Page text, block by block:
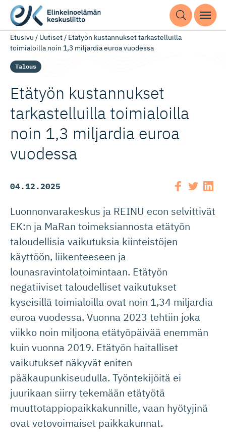
Etusivu / Uutiset/ Etätyön kustannukset tarkastelluilla
toimialoilla noin 1,3 miljardia euroa vuodessa
Talous
Etätyön kustannukset
tarkastel­luilla toimialoilla
noin 1,3 miljardia euroa
vuodessa
04.12.2025
Luonnonvarakeskus ja REINU econ selvittivät
EK:n ja MaRan toimeksiannosta etätyön
taloudellisia vaikutuksia kiinteistöjen
käyttöön, liikenteeseen ja
lounasravintolatoimintaan. Etätyön
negatiiviset taloudelliset vaikutukset
kyseisillä toimialoilla ovat noin 1,34 miljardia
euroa vuodessa. Vuonna 2023 tehtiin joka
viikko noin miljoona etätyöpäivää enemmän
kuin vuonna 2019. Etätyön haitalliset
vaikutukset näkyvät eniten
pääkaupunkiseudulla. Työntekijöitä ei
juurikaan siirry tekemään etätyötä
muuttotappiopaikkakunnille, vaan hyötyjinä
ovat vetovoimaiset paikkakunnat.